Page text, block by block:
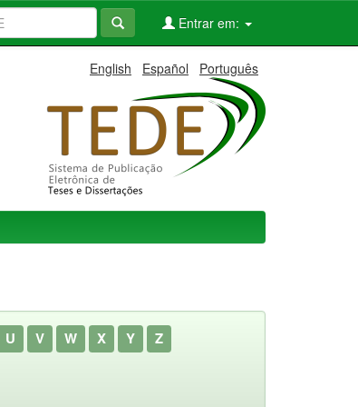
Entrar em:
English Español Português
U V W X Y Z